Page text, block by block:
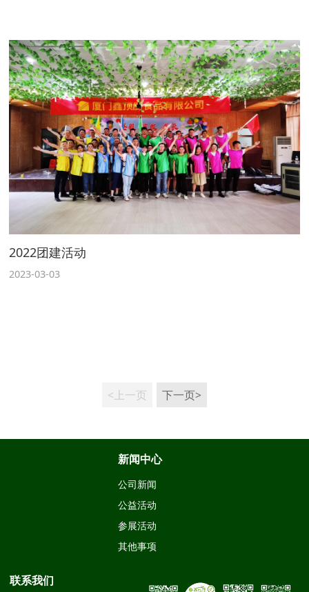
2022团建活动
2023-03-03
<上一页 下一页>
新闻中心
公司新闻
公益活动
参展活动
其他事项
联系我们